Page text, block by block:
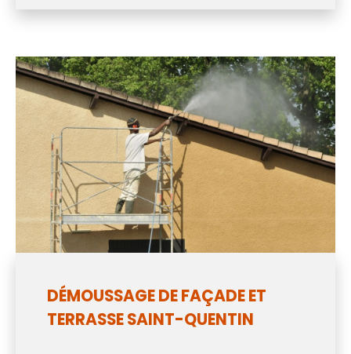
DÉMOUSSAGE DE FAÇADE ET
TERRASSE SAINT-QUENTIN